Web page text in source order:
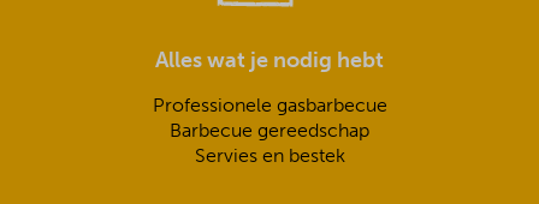
Alles wat je nodig hebt
Professionele gasbarbecue
Barbecue gereedschap
Servies en bestek